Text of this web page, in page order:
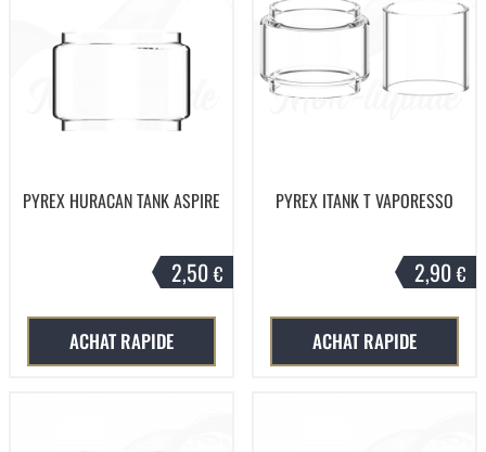
PYREX HURACAN TANK ASPIRE
2,50€
ACHAT RAPIDE
PYREX ITANK T VAPORESSO
2,90€
ACHAT RAPIDE